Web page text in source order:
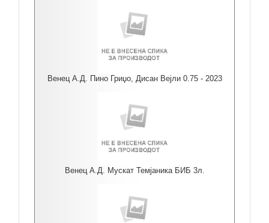
Венец А.Д. Пино Гриџо, Дисан Вејли 0.75 - 2023
Венец А.Д. Мускат Темјаника БИБ 3л.